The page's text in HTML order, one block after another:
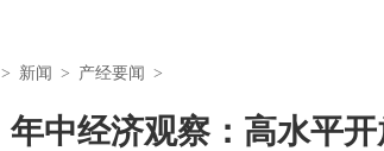
> 新闻 > 产经要闻 >
年中经济观察：高水平